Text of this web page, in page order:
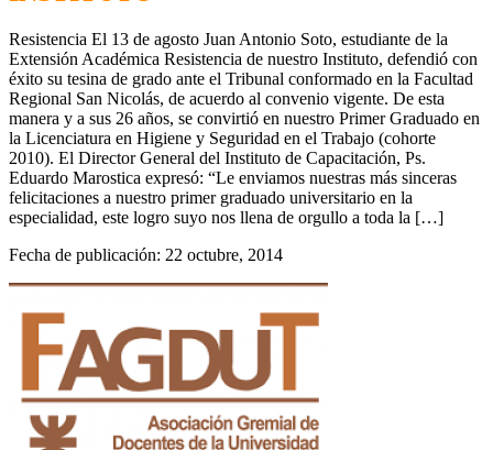
Resistencia El 13 de agosto Juan Antonio Soto, estudiante de la
Extensión Académica Resistencia de nuestro Instituto, defendió con
éxito su tesina de grado ante el Tribunal conformado en la Facultad
Regional San Nicolás, de acuerdo al convenio vigente. De esta
manera y a sus 26 años, se convirtió en nuestro Primer Graduado en
la Licenciatura en Higiene y Seguridad en el Trabajo (cohorte
2010). El Director General del Instituto de Capacitación, Ps.
Eduardo Marostica expresó: “Le enviamos nuestras más sinceras
felicitaciones a nuestro primer graduado universitario en la
especialidad, este logro suyo nos llena de orgullo a toda la […]
Fecha de publicación: 22 octubre, 2014